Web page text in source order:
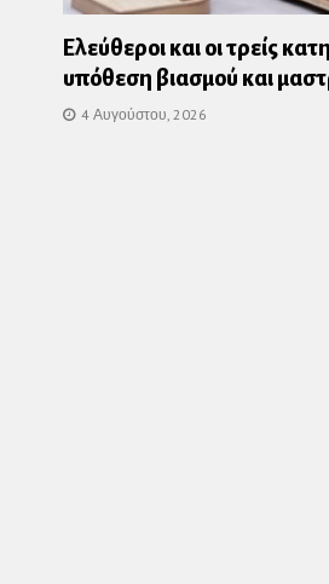
Ελεύθεροι και οι τρείς
υπόθεση βιασμού και
4 Αυγούστου, 2026